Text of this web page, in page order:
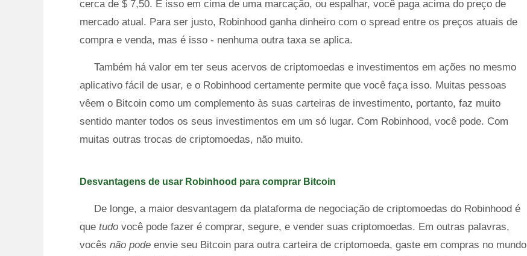
cerca de $ 7,50. E isso em cima de uma marcação, ou espalhar, você paga acima do preço de
mercado atual. Para ser justo, Robinhood ganha dinheiro com o spread entre os preços atuais de
compra e venda, mas é isso - nenhuma outra taxa se aplica.
Também há valor em ter seus acervos de criptomoedas e investimentos em ações no mesmo
aplicativo fácil de usar, e o Robinhood certamente permite que você faça isso. Muitas pessoas
vêem o Bitcoin como um complemento às suas carteiras de investimento, portanto, faz muito
sentido manter todos os seus investimentos em um só lugar. Com Robinhood, você pode. Com
muitas outras trocas de criptomoedas, não muito.
Desvantagens de usar Robinhood para comprar Bitcoin
De longe, a maior desvantagem da plataforma de negociação de criptomoedas do Robinhood é
que tudo você pode fazer é comprar, segure, e vender suas criptomoedas. Em outras palavras,
vocês não pode envie seu Bitcoin para outra carteira de criptomoeda, gaste em compras no mundo